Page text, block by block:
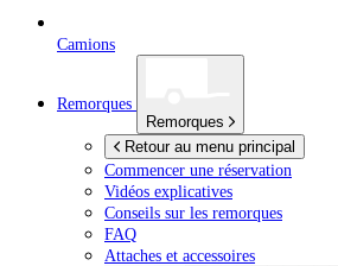
Camions
Remorques
Remorques
Retour au menu principal
Commencer une réservation
Vidéos explicatives
Conseils sur les remorques
FAQ
Attaches et accessoires